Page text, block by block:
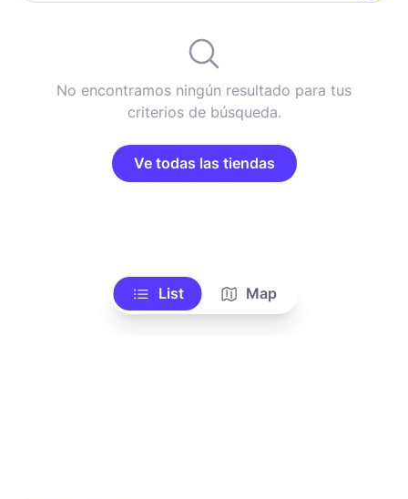
No encontramos ningún resultado para tus
criterios de búsqueda.
Ve todas las tiendas
List Map